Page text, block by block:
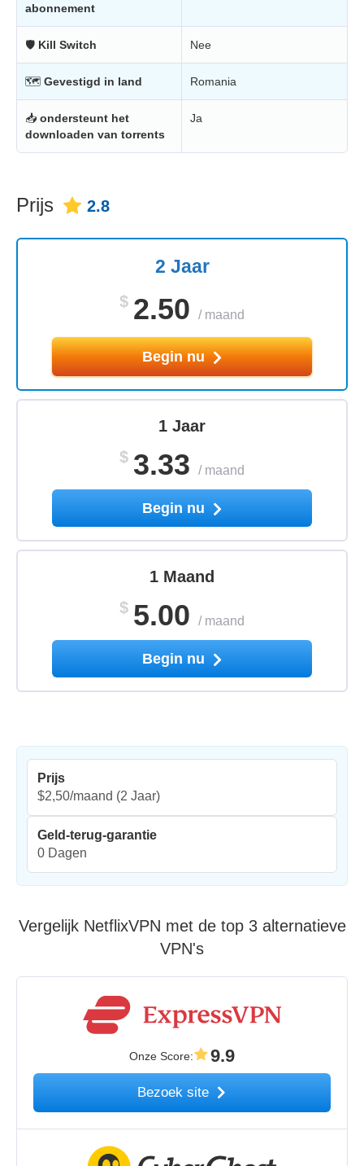
abonnement
🛡 Kill Switch Nee
🗺 Gevestigd in land Romania
📥 ondersteunt het
downloaden van torrents
Ja
Prijs 2.8
2 Jaar
$ 2.50 / maand
Begin nu
1 Jaar
$ 3.33 / maand
Begin nu
1 Maand
$ 5.00 / maand
Begin nu
Prijs
$2,50/maand (2 Jaar)
Geld-terug-garantie
0 Dagen
Vergelijk NetflixVPN met de top 3 alternatieve
VPN's
Onze Score: 9.9
Bezoek site